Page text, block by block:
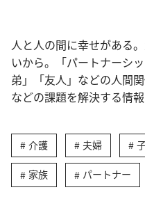
人と人の間に幸せがある
いから。「パートナーシ
弟」「友人」などの人間
などの課題を解決する情報
介護 夫婦
家族 パートナー